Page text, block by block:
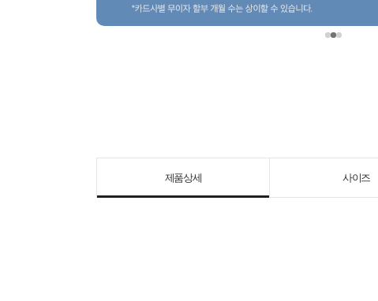
제품상세 사이즈